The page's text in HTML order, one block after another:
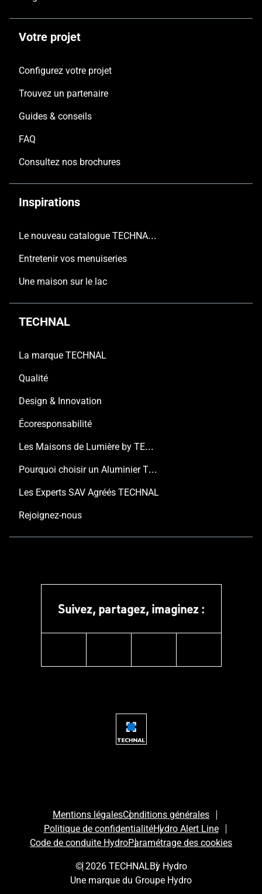
Votre projet
Configurez votre projet
Trouvez un partenaire
Guides & conseils
FAQ
Consultez nos brochures
Inspirations
Le nouveau catalogue TECHNAL est arrivé
Entretenir vos menuiseries
Une maison sur le lac
TECHNAL
La marque TECHNAL
Qualité
Design & Innovation
Écoresponsabilité
Les Maisons de Lumière by TECHNAL
Pourquoi choisir un Aluminier TECHNAL ?
Les Experts SAV Agréés TECHNAL
Rejoignez-nous
Suivez, partagez, imaginez :
Mentions légalesConditions générales
Politique de confidentialitéHydro Alert Line
Code de conduite HydroParamétrage des cookies
© 2026 TECHNALBy Hydro
Une marque du Groupe Hydro